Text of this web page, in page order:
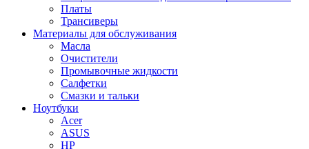
Платы
Трансиверы
Материалы для обслуживания
Масла
Очистители
Промывочные жидкости
Салфетки
Смазки и тальки
Ноутбуки
Acer
ASUS
HP